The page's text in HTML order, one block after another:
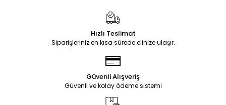
Hızlı Teslimat
Siparişleriniz en kısa sürede elinize ulaşır.
Güvenli Alışveriş
Güvenli ve kolay ödeme sistemi